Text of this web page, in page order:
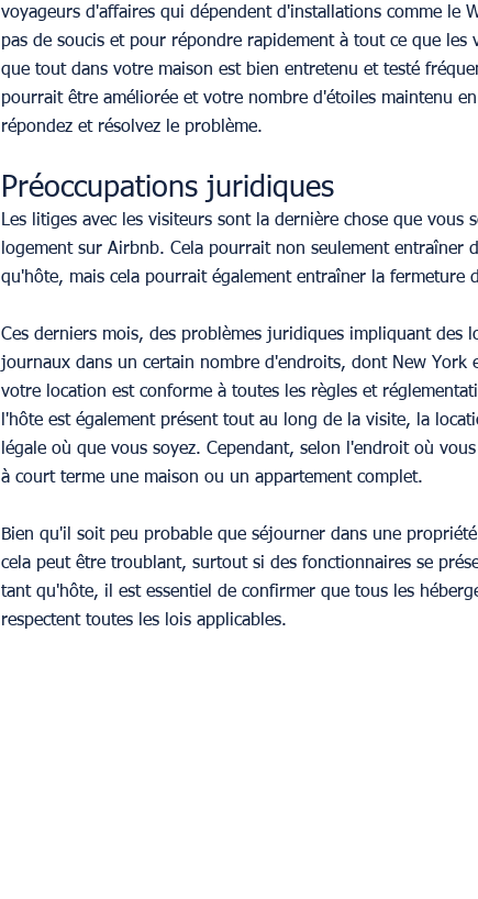
voyageurs d'affaires qui dépendent d'installations comme le
pas de soucis et pour répondre rapidement à tout ce que les
que tout dans votre maison est bien entretenu et testé
pourrait être améliorée et votre nombre d'étoiles maintenu
répondez et résolvez le problème.
Préoccupations juridiques
Les litiges avec les visiteurs sont la dernière chose que vous
logement sur Airbnb. Cela pourrait non seulement entraîner
qu'hôte, mais cela pourrait également entraîner la fermeture
Ces derniers mois, des problèmes juridiques impliquant des
journaux dans un certain nombre d'endroits, dont New York
votre location est conforme à toutes les règles et
l'hôte est également présent tout au long de la visite, la
légale où que vous soyez. Cependant, selon l'endroit où
à court terme une maison ou un appartement complet.
Bien qu'il soit peu probable que séjourner dans une
cela peut être troublant, surtout si des fonctionnaires se
tant qu'hôte, il est essentiel de confirmer que tous les
respectent toutes les lois applicables.